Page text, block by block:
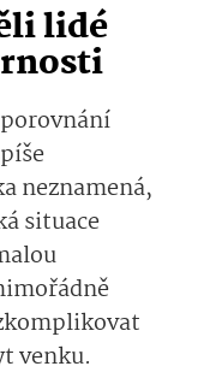
lidé
neznamená,
situace
venku.